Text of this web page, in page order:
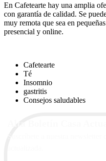
En Cafetearte hay una amplia
con garantía de calidad. Se
muy remota que sea en
presencial y online.
Cafetearte
Té
Insomnio
gastritis
Consejos saludables